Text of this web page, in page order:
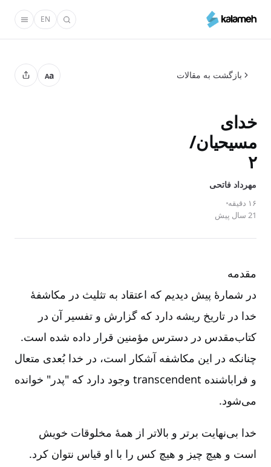
محتوای
EN
بازگشت به مقالات Aa
خدای
مسیحیان/
۲
مهرداد فاتحی
۱۶ دقیقه
21 سال پیش
مقدمه
در شمارۀ پیش دیدیم که اعتقاد به تثلیث در مکاشفۀ
خدا در تاریخ ریشه دارد که گزارش و تفسیر آن در
کتاب‌مقدس در دسترس مؤمنین قرار داده شده است.
چنانکه در این مکاشفه آشکار است، در خدا بُعدی متعال
و فراباشنده transcendent وجود دارد که "پدر" خوانده
می‌شود.
خدا بی‌نهایت برتر و بالاتر از همۀ مخلوقات خویش
است و هیچ چیز و هیچ کس را با او قیاس نتوان کرد.